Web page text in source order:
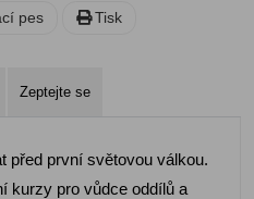
pes Tisk
Zeptejte se
před první světovou válkou.
kurzy pro vůdce oddílů a